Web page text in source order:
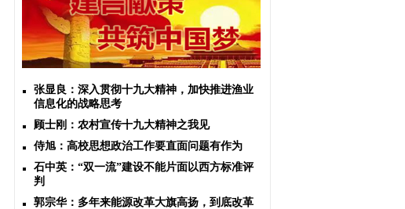
张显良：深入贯彻十九大精神，加快推进渔业
信息化的战略思考
顾士刚：农村宣传十九大精神之我见
侍旭：高校思想政治工作要直面问题有作为
石中英：“双一流”建设不能片面以西方标准评
判
郭宗华：多年来能源改革大旗高扬，到底改革